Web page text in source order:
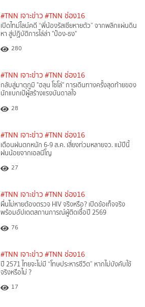
#TNN เจาะข่าว #TNN ช่อง16
เปิดไทม์ไลน์คดี “พี่น้องรัสเซียหายตัว” จากพลิกแผ่นดิน
หา สู่ปฏิบัติการไล่ล่า "ป๋อง-ธง"
280
#TNN เจาะข่าว #TNN ช่อง16
กลับสู่มาตุภูมิ "ฮลุน โซโล่" การเดินทางครั้งสุดท้ายของ
นักแบกเป้ผู้สร้างแรงบันดาลใจ
28
#TNN เจาะข่าว #TNN ช่อง16
เตือนฝนตกหนัก 6-9 ส.ค. เสี่ยงท่วมหลายจว. แม้ปีนี้
ฝนน้อยจากเอลนีโญ
27
#TNN เจาะข่าว #TNN ช่อง16
ผื่นไม่หายต้องตรวจ HIV จริงหรือ? เปิดข้อเท็จจริง
พร้อมอัปเดตสถานการณ์ผู้ติดเชื้อปี 2569
76
#TNN เจาะข่าว #TNN ช่อง16
ปี 2571 ไทยจะไม่มี “โทษประหารชีวิต” หากไม่บังคับใช้
จริงหรือไม่ ?​
17